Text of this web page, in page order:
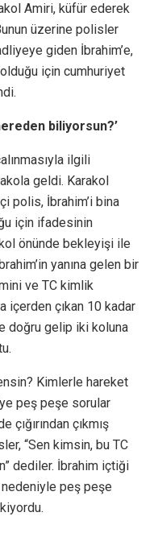
Amiri, küfür ederek
üzerine polisler
giden İbrahim’e,
için cumhuriyet
biliyorsun?’
ilgili
geldi. Karakol
polis, İbrahim’i bina
için ifadesinin
önünde bekleyişi ile
yanına gelen bir
ve TC kimlik
içerden çıkan 10 kadar
doğru gelip iki koluna
Kimlerle hareket
peş peşe sorular
çıkmış
“Sen kimsin, bu TC
dediler. İbrahim içtiği
peş peşe